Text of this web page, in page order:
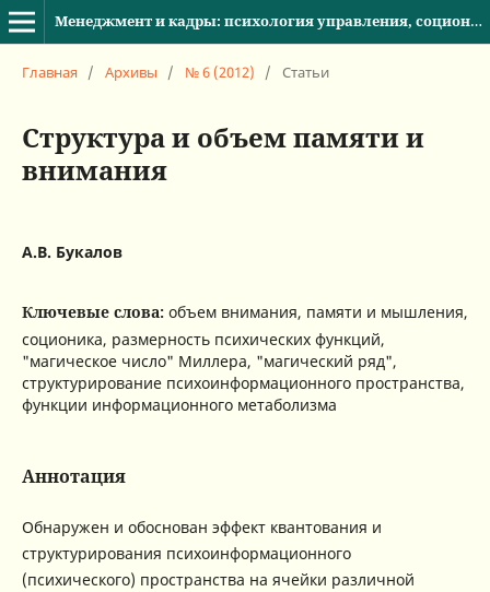
Менеджмент и кадры: психология управления, соционика и социология
Главная / Архивы / № 6 (2012) / Статьи
Структура и объем памяти и
внимания
А.В. Букалов
Ключевые слова: объем внимания, памяти и мышления,
соционика, размерность психических функций,
"магическое число" Миллера, "магический ряд",
структурирование психоинформационного пространства,
функции информационного метаболизма
Аннотация
Обнаружен и обоснован эффект квантования и
структурирования психоинформационного
(психического) пространства на ячейки различной